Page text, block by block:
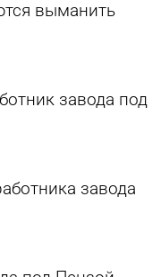
выманить
завода под
завода